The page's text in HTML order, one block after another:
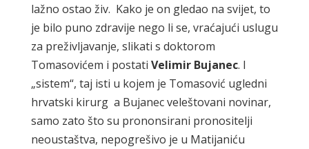
lažno ostao živ. Kako je on gledao na svijet, to
je bilo puno zdravije nego li se, vraćajući uslugu
za preživljavanje, slikati s doktorom
Tomasovićem i postati Velimir Bujanec. I
„sistem“, taj isti u kojem je Tomasović ugledni
hrvatski kirurg a Bujanec veleštovani novinar,
samo zato što su prononsirani pronositelji
neoustaštva, nepogrešivo je u Matijaniću